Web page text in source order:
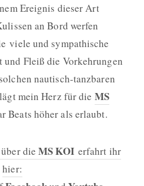
Ereignis dieser Art
an Bord werfen
viele und sympathische
und Fleiß die Vorkehrungen
nautisch-tanzbaren
mein Herz für die MS
Beats höher als erlaubt.
dieMS KOI erfahrt ihr
hier: